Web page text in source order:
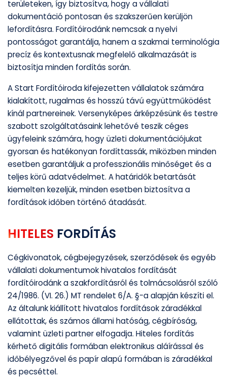
területeken, így biztosítva, hogy a vállalati
dokumentáció pontosan és szakszerűen kerüljön
lefordításra. Fordítóirodánk nemcsak a nyelvi
pontosságot garantálja, hanem a szakmai terminológia
precíz és kontextusnak megfelelő alkalmazását is
biztosítja minden fordítás során.
A Start Fordítóiroda kifejezetten vállalatok számára
kialakított, rugalmas és hosszú távú együttműködést
kínál partnereinek. Versenyképes árképzésünk és testre
szabott szolgáltatásaink lehetővé teszik céges
ügyfeleink számára, hogy üzleti dokumentációjukat
gyorsan és hatékonyan fordíttassák, miközben minden
esetben garantáljuk a professzionális minőséget és a
teljes körű adatvédelmet. A határidők betartását
kiemelten kezeljük, minden esetben biztosítva a
fordítások időben történő átadását.
HITELES FORDÍTÁS
Cégkivonatok, cégbejegyzések, szerződések és egyéb
vállalati dokumentumok hivatalos fordítását
fordítóirodánk a szakfordításról és tolmácsolásról szóló
24/1986. (VI. 26.) MT rendelet 6/A. §-a alapján készíti el.
Az általunk kiállított hivatalos fordítások záradékkal
ellátottak, és számos állami hatóság, cégbíróság,
valamint üzleti partner elfogadja. Hiteles fordítás
kérhető digitális formában elektronikus aláírással és
időbélyegzővel és papír alapú formában is záradékkal
és pecséttel.